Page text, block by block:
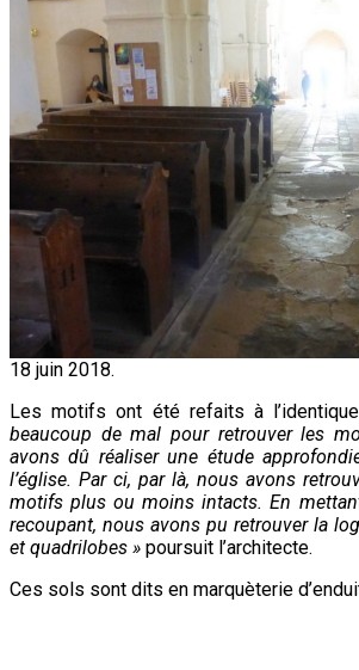
18 juin 2018.
Les motifs ont été refaits à
beaucoup de mal pour retrouver les
avons dû réaliser une étude
l’église. Par ci, par là, nous avons
motifs plus ou moins intacts. En
recoupant, nous avons pu retrouver la
et quadrilobes » poursuit l’architecte.
Ces sols sont dits en marquèterie